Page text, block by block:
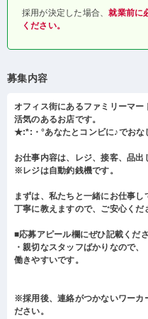
採用が決定した場合、就業前に
ください。
募集内容
オフィス街にあるファミリーマー
活気のあるお店です。
★:*:・°あなたとコンビに♪でお
お仕事内容は、レジ、接客、品
※レジは自動釣銭機です。
まずは、私たちと一緒にお仕事し
丁寧に教えますので、ご安心くだ
■応募アピール欄にぜひ記載くだ
・親切なスタッフばかりなので、
働きやすいです。
※採用後、連絡がつかないワーカ
ださい。